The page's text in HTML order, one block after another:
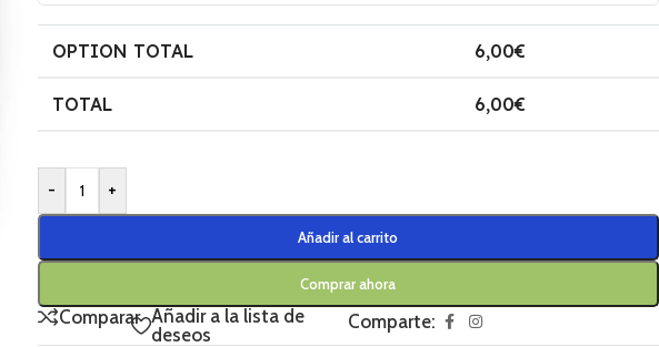
OPTION TOTAL 6,00€
TOTAL 6,00€
- +
Añadir al carrito
Comprar ahora
Comparar Añadir a la lista de
deseos
Comparte: